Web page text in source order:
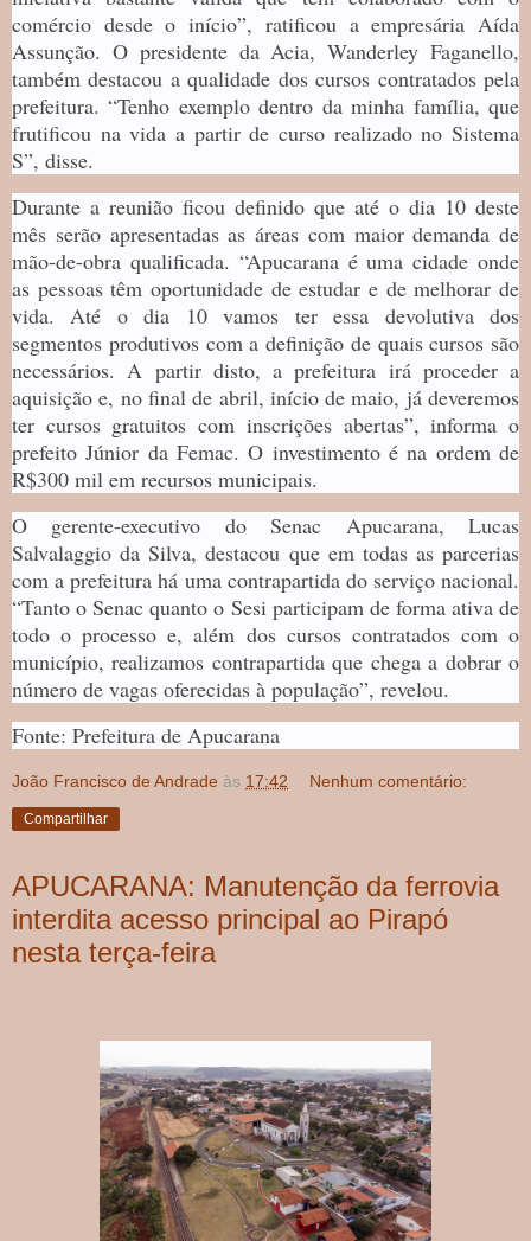
comércio desde o início”, ratificou a empresária Aída
Assunção. O presidente da Acia, Wanderley Faganello,
também destacou a qualidade dos cursos contratados pela
prefeitura. “Tenho exemplo dentro da minha família, que
frutificou na vida a partir de curso realizado no Sistema
S”, disse.
Durante a reunião ficou definido que até o dia 10 deste
mês serão apresentadas as áreas com maior demanda de
mão-de-obra qualificada. “Apucarana é uma cidade onde
as pessoas têm oportunidade de estudar e de melhorar de
vida. Até o dia 10 vamos ter essa devolutiva dos
segmentos produtivos com a definição de quais cursos são
necessários. A partir disto, a prefeitura irá proceder a
aquisição e, no final de abril, início de maio, já deveremos
ter cursos gratuitos com inscrições abertas”, informa o
prefeito Júnior da Femac. O investimento é na ordem de
R$300 mil em recursos municipais.
O gerente-executivo do Senac Apucarana, Lucas
Salvalaggio da Silva, destacou que em todas as parcerias
com a prefeitura há uma contrapartida do serviço nacional.
“Tanto o Senac quanto o Sesi participam de forma ativa de
todo o processo e, além dos cursos contratados com o
município, realizamos contrapartida que chega a dobrar o
número de vagas oferecidas à população”, revelou.
Fonte: Prefeitura de Apucarana
João Francisco de Andrade às 17:42 Nenhum comentário:
Compartilhar
APUCARANA: Manutenção da ferrovia
interdita acesso principal ao Pirapó
nesta terça-feira